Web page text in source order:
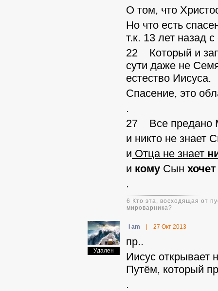
О том, что
Но что есть
т.к. 13 лет назад
22 Который и
сути даже не
естество Иисуса.
Спасение, это
.
27 Все предано
и никто не знает
и Отца не знает
и кому Сын
.
6 Кто эта, восходящая от
мироварника?
Удален
I am 27 Окт 2013
пр..
Иисус
Путём, который
.